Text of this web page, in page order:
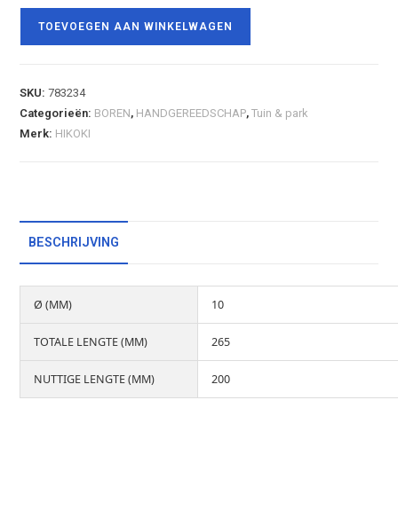
TOEVOEGEN AAN WINKELWAGEN
SKU:783234
Categorieën: BOREN, HANDGEREEDSCHAP,Tuin & park
Merk: HIKOKI
BESCHRIJVING
Ø (MM) 10
TOTALE LENGTE (MM) 265
NUTTIGE LENGTE (MM) 200